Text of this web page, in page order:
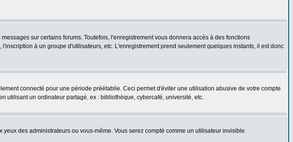
sur certains forums. Toutefois, l'enregistrement vous donnera accès à des fonctions
à un groupe d'utilisateurs, etc. L'enregistrement prend seulement quelques instants, il est donc
connecté pour une période préétablie. Ceci permet d'éviter une utilisation abusive de votre compte
utilisant un ordinateur partagé, ex : bibliothèque, cybercafé, université, etc.
yeux des administrateurs ou vous-même. Vous serez compté comme un utilisateur invisible.